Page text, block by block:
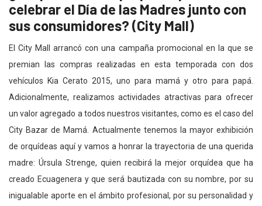
celebrar el Día de las Madres junto con
sus consumidores? (City Mall)
El City Mall arrancó con una campaña promocional en la que se
premian las compras realizadas en esta temporada con dos
vehículos Kia Cerato 2015, uno para mamá y otro para papá.
Adicionalmente, realizamos actividades atractivas para ofrecer
un valor agregado a todos nuestros visitantes, como es el caso del
City Bazar de Mamá. Actualmente tenemos la mayor exhibición
de orquídeas aquí y vamos a honrar la trayectoria de una querida
madre: Úrsula Strenge, quien recibirá la mejor orquídea que ha
creado Ecuagenera y que será bautizada con su nombre, por su
inigualable aporte en el ámbito profesional, por su personalidad y